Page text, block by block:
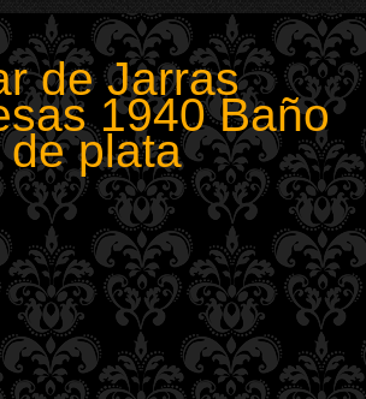
de Jarras
1940 Baño
de plata